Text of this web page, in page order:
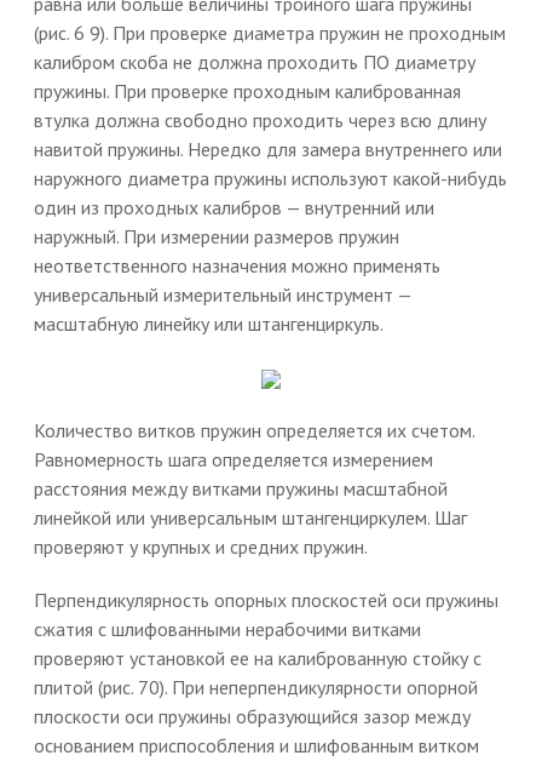
(рис. 6 9). При проверке диаметра пружин не проходным
калибром скоба не должна проходить ПО диаметру
пружины. При проверке проходным калиброванная
втулка должна свободно проходить через всю длину
навитой пружины. Нередко для замера внутреннего или
наружного диаметра пружины используют какой-нибудь
один из проходных калибров — внутренний или
наружный. При измерении размеров пружин
неответственного назначения можно применять
универсальный измерительный инструмент —
масштабную линейку или штангенциркуль.
Количество витков пружин определяется их счетом.
Равномерность шага определяется измерением
расстояния между витками пружины масштабной
линейкой или универсальным штангенциркулем. Шаг
проверяют у крупных и средних пружин.
Перпендикулярность опорных плоскостей оси пружины
сжатия с шлифованными нерабочими витками
проверяют установкой ее на калиброванную стойку с
плитой (рис. 70). При неперпендикулярности опорной
плоскости оси пружины образующийся зазор между
основанием приспособления и шлифованным витком